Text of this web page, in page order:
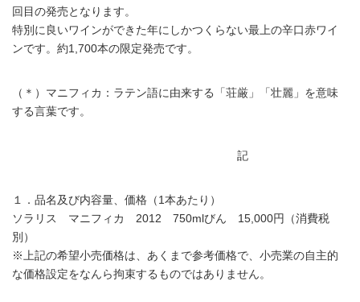
回目の発売となります。
特別に良いワインができた年にしかつくらない最上の辛口赤ワイ
ンです。約1,700本の限定発売です。
（＊）マニフィカ：ラテン語に由来する「荘厳」「壮麗」を意味
する言葉です。
記
１．品名及び内容量、価格（1本あたり）
ソラリス マニフィカ 2012 750mlびん 15,000円（消費税
別）
※上記の希望小売価格は、あくまで参考価格で、小売業の自主的
な価格設定をなんら拘束するものではありません。